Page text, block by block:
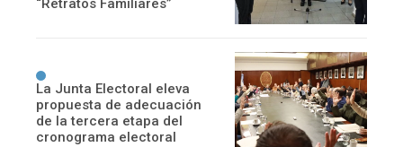
“Retratos Familiares”
La Junta Electoral eleva
propuesta de adecuación
de la tercera etapa del
cronograma electoral